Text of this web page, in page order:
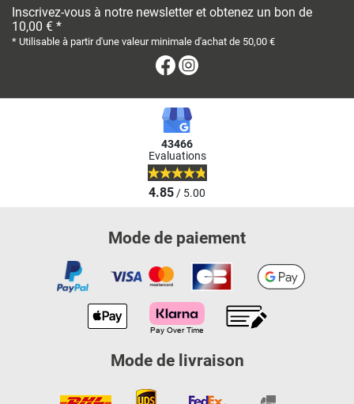
Inscrivez-vous à notre newsletter et obtenez un bon de
10,00 € *
* Utilisable à partir d'une valeur minimale d'achat de 50,00 €
Facebook
43466
Evaluations
4.85/ 5.00
Mode de paiement
Mode de livraison